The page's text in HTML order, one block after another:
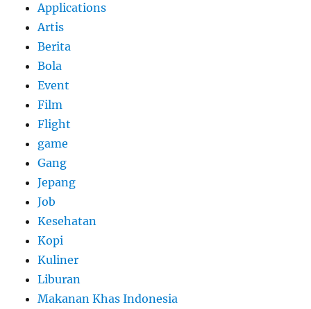
Applications
Artis
Berita
Bola
Event
Film
Flight
game
Gang
Jepang
Job
Kesehatan
Kopi
Kuliner
Liburan
Makanan Khas Indonesia